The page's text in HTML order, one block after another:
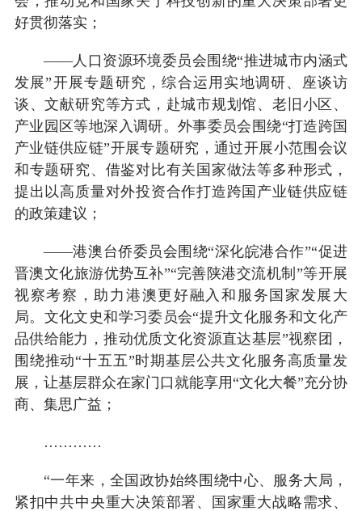
好贯彻落实；
——人口资源环境委员会围绕“推进城市内涵式
发展”开展专题研究，综合运用实地调研、座谈访
谈、文献研究等方式，赴城市规划馆、老旧小区、
产业园区等地深入调研。外事委员会围绕“打造跨国
产业链供应链”开展专题研究，通过开展小范围会议
和专题研究、借鉴对比有关国家做法等多种形式，
提出以高质量对外投资合作打造跨国产业链供应链
的政策建议；
——港澳台侨委员会围绕“深化皖港合作”“促进
晋澳文化旅游优势互补”“完善陕港交流机制”等开展
视察考察，助力港澳更好融入和服务国家发展大
局。文化文史和学习委员会“提升文化服务和文化产
品供给能力，推动优质文化资源直达基层”视察团，
围绕推动“十五五”时期基层公共文化服务高质量发
展，让基层群众在家门口就能享用“文化大餐”充分协
商、集思广益；
…………
“一年来，全国政协始终围绕中心、服务大局，
紧扣中共中央重大决策部署、国家重大战略需求、